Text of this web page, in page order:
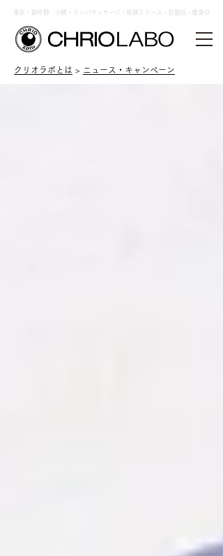
東京・新中野 小顔・リンパマッサージ・筋膜リリース・岩盤浴・痩身は
クリオラボとは > ニュース・キャンペーン